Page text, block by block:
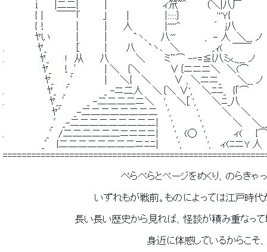
ⅰ　　|二二|　　　　|　　　　　　　　 ィ笊~＾　 　 （＼|八厂
{｜　 ￣￣「　　 　｣　　　|　　　　　 |:::::｝　　　　　 '''Ｙ{　　　　
{！　　　　 |　　　　|　　 人　　　 　 |'''''^　　　　　´　j八
ﾔい　　 　 |　　　　|　　　　`ヽ、　 八'''　　　　 ,　- 人　＼__ ノ　
.　　　　　ﾔ_　　　　 [　　 　 |　 　 八 　 `ヽ､　＼　　　 　 ,.ｨ(　 ￣￣
.　　 　 　 ﾔ_　　 !　从　　 八　　　　＼ 　　 ミ¨⌒ -‐=≦{八ﾐｘ.,___ ノ
ﾔ_　 ！_ﾞ　 　 　 | ＼　｛＼ 　　　　∨｛ニニニ＼　＼(⌒
ﾔ_　　_ﾞ　　　 　 |　　＼{　 ＼　　　 ∨ , ＼ニニ_　 　＼__ ノ
.　　　　　　 ﾔ_　_ﾞ　　　　　 _ -ニ二人　 ＼｛＼ ∨',　 ＼ﾆﾆ_　{｢⌒
.　　 　 　 　 ﾔ__ﾞ　　　 _ -二二二二ニ＼　 ', 　＼[ ',　　 ＼ﾆ_八
ﾔﾞ　　_-二二二二二二二二　 ',　　 　 ', 　 　 ＼　 ＼
_ﾞ　_-二二二二二二二二二| 　 ',　　 　 ',　　　　 ＼　 ＼
.　　　 　 　 _ﾞ　/二二二二二二ニニニニ|　　 ',　(◯　',　　　　ィ(　　
_ﾞ　 {二二二二二二二二ニﾆﾆ|　　　',　　 　 ',　 ィ(ﾆニY 人
ぺらぺらとページをめくり、のらきゃっとがざ
いずれもが戦前。ものによっては江戸時代かその
長い長い歴史から見れば、怪談が積み重なって増えて
身近に体感しているからこそ、その数